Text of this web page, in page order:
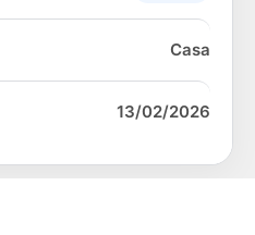
Casa
13/02/2026